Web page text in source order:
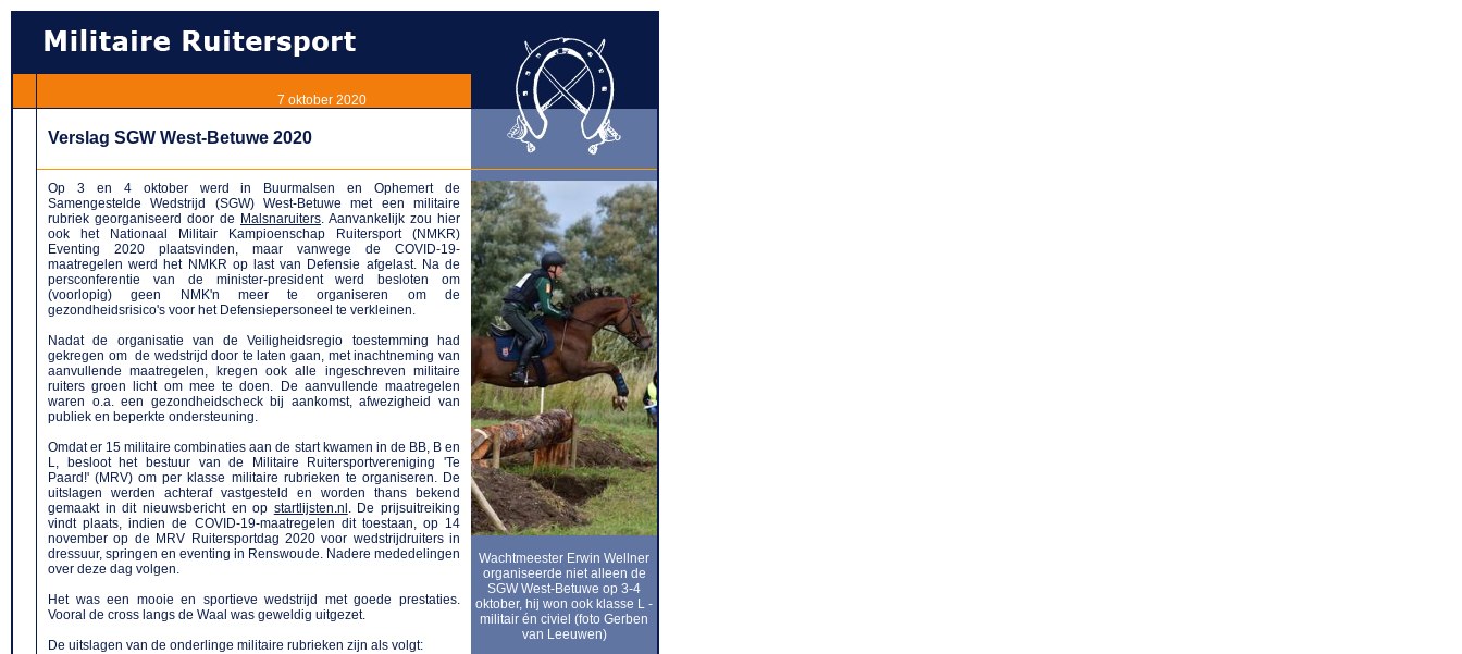
7 oktober 2020
Verslag SGW West-Betuwe 2020
Op 3 en 4 oktober werd in Buurmalsen en Ophemert de
Samengestelde Wedstrijd (SGW) West-Betuwe met een militaire
rubriek georganiseerd door de Malsnaruiters. Aanvankelijk zou hier
ook het Nationaal Militair Kampioenschap Ruitersport (NMKR)
Eventing 2020 plaatsvinden, maar vanwege de COVID-19-
maatregelen werd het NMKR op last van Defensie afgelast. Na de
persconferentie van de minister-president werd besloten om
(voorlopig) geen NMK'n meer te organiseren om de
gezondheidsrisico's voor het Defensiepersoneel te verkleinen.
Nadat de organisatie van de Veiligheidsregio toestemming had
gekregen om de wedstrijd door te laten gaan, met inachtneming van
aanvullende maatregelen, kregen ook alle ingeschreven militaire
ruiters groen licht om mee te doen. De aanvullende maatregelen
waren o.a. een gezondheidscheck bij aankomst, afwezigheid van
publiek en beperkte ondersteuning.
Omdat er 15 militaire combinaties aan de start kwamen in de BB, B en
L, besloot het bestuur van de Militaire Ruitersportvereniging 'Te
Paard!' (MRV) om per klasse militaire rubrieken te organiseren. De
uitslagen werden achteraf vastgesteld en worden thans bekend
gemaakt in dit nieuwsbericht en op startlijsten.nl . De prijsuitreiking
vindt plaats, indien de COVID-19-maatregelen dit toestaan, op 14
november op de MRV Ruitersportdag 2020 voor wedstrijdruiters in
dressuur, springen en eventing in Renswoude. Nadere mededelingen
over deze dag volgen.
Het was een mooie en sportieve wedstrijd met goede prestaties.
Vooral de cross langs de Waal was geweldig uitgezet.
De uitslagen van de onderlinge militaire rubrieken zijn als volgt:
Wachtmeester Erwin Wellner
organiseerde niet alleen de
SGW West-Betuwe op 3-4
oktober, hij won ook klasse L -
militair én civiel (foto Gerben
van Leeuwen)